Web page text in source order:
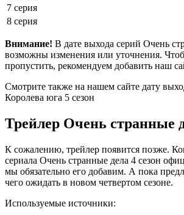
7 серия
8 серия
Внимание! В дате выхода серий Очень
возможны изменения или уточнения.
пропустить, рекомендуем добавить наш
Смотрите также на нашем сайте дату
Королева юга 5 сезон
Трейлер Очень странные
К сожалению, трейлер появится позже.
сериала Очень странные дела 4 сезон
мы обязательно его добавим. А пока
чего ожидать в новом четвертом сезоне.
Используемые источники: